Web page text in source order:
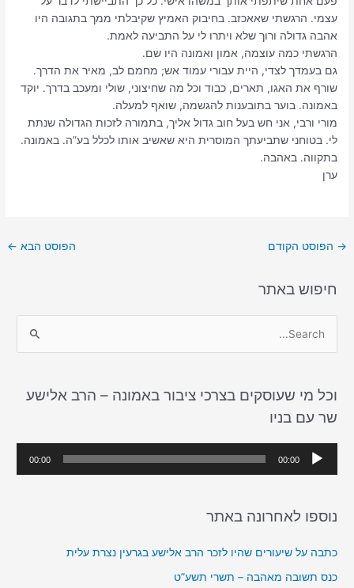
עצמי. הרגשתי שאאכזב. בחיבוק האמיץ שקיבלתי ממך בתגובה היו
אהבה גדולה ורוך שלא ויתרו לי על התביעה לאמת.
הרגשתי כמה עוצמה, אמון ואמונה היו שם.
גם בעמדך לצדי, היית עבורי עמוד אש; מחמם לב, מאיר את הדרך.
שורף את האגו, תארים, כבוד וכל מה שחיצוני, שולי ומעכב בדרך. יוקד
באמונה. בוער בתובענות להגשמה, שואף למעלה.
מורי ורבי, אני חש בעל חוב גדול אליך, בתמורה לזכות הגדולה שנתת
לי. בטוחני שתביעתך המוסרית היא שאשיב אותו לכלל בע”ה. באמונה.
בתקווה. באהבה.
ערן
→ הפוסט הקודם הפוסט הבא ←
חיפוש באתר
r
c
h
וכל מי שעוסקים בצרכי ציבור באמונה – הרב אלישע
שר עם בניו
ג
א
ד
י
00:00
00:00
נוספו לאחרונה באתר
כתבה על שיעורים שהיו לזכר הרב אלישע בגרעין נצרת עלית
כנס תשובה מאהבה – תשרי תשע”ט